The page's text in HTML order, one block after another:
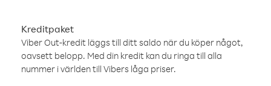
Kreditpaket
Viber Out-kredit läggs till ditt saldo när du köper något,
oavsett belopp. Med din kredit kan du ringa till alla
nummer i världen till Vibers låga priser.